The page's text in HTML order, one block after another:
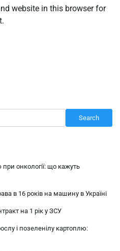
website in this browser for
Search
онкології: що кажуть
в 16 років на машину в Україні
на 1 рік у ЗСУ
і позеленілу картоплю: